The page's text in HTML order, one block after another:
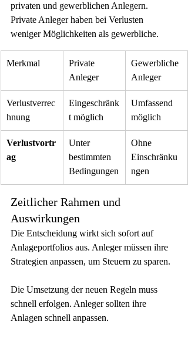
privaten und gewerblichen Anlegern.
Private Anleger haben bei Verlusten
weniger Möglichkeiten als gewerbliche.
Merkmal
Private
Anleger
Gewerbliche
Anleger
Verlustverrec
hnung
Eingeschränk
t möglich
Umfassend
möglich
Verlustvortr
ag
Unter
bestimmten
Bedingungen
Ohne
Einschränku
ngen
Zeitlicher Rahmen und
Auswirkungen
Die Entscheidung wirkt sich sofort auf
Anlageportfolios aus. Anleger müssen ihre
Strategien anpassen, um Steuern zu sparen.
Die Umsetzung der neuen Regeln muss
schnell erfolgen. Anleger sollten ihre
Anlagen schnell anpassen.